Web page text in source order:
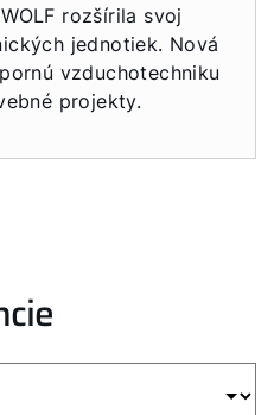
rozšírila svoj
jednotiek. Nová
vzduchotechniku
projekty.